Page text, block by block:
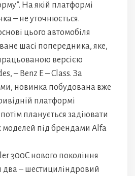
На якій платформі
– не уточнюється.
цього автомобіля
шасі попередника, яке,
версією
– Benz E – Class. За
новинка побудована вже
платформі
планується задіювати
моделей під брендами Alfa
300C нового покоління
два – шестициліндровий